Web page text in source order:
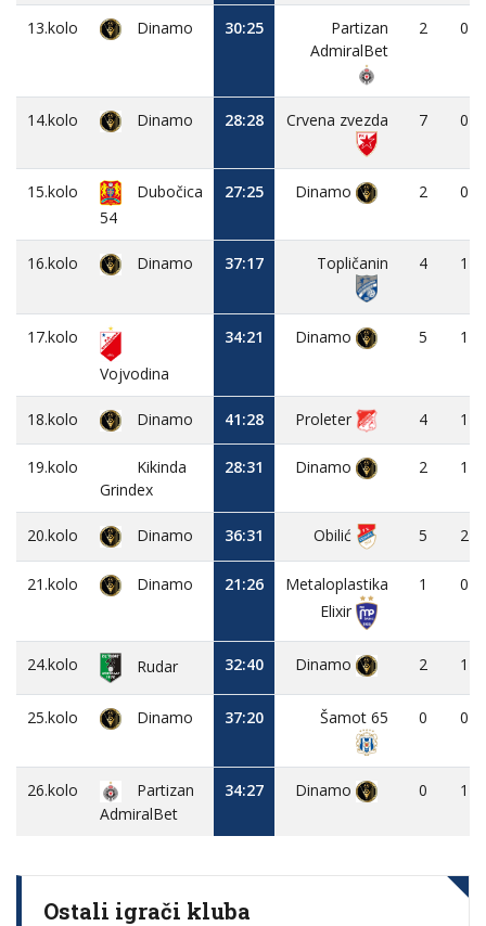
13.kolo Dinamo 30:25
Partizan
AdmiralBet
2 0
14.kolo Dinamo 28:28 Crvena zvezda 7 0
15.kolo
Dubočica
54
27:25 Dinamo 2 0
16.kolo Dinamo 37:17 Topličanin 4 1
17.kolo
Vojvodina
34:21 Dinamo 5 1
18.kolo Dinamo 41:28 Proleter 4 1
19.kolo
Kikinda
Grindex
28:31 Dinamo 2 1
20.kolo Dinamo 36:31 Obilić 5 2
21.kolo Dinamo 21:26
Metaloplastika
Elixir
1 0
24.kolo Rudar 32:40 Dinamo 2 1
25.kolo Dinamo 37:20 Šamot 65 0 0
26.kolo
Partizan
AdmiralBet
34:27 Dinamo 0 1
Ostali igrači kluba